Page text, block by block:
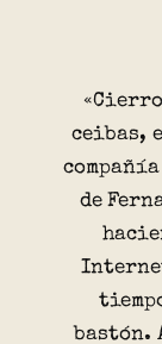
ceibas,
de
bastón.